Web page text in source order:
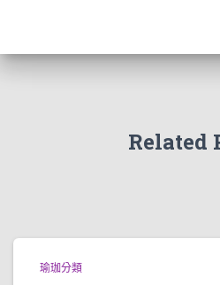
Related
瑜珈分類